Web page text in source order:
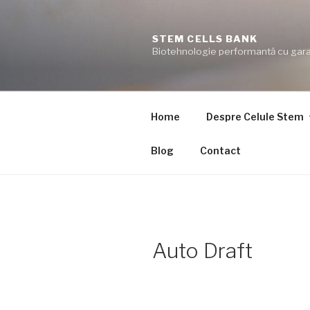
STEM CELLS BANK
Biotehnologie performantă cu
Home Despre Celule Stem
Blog Contact
Auto Draft